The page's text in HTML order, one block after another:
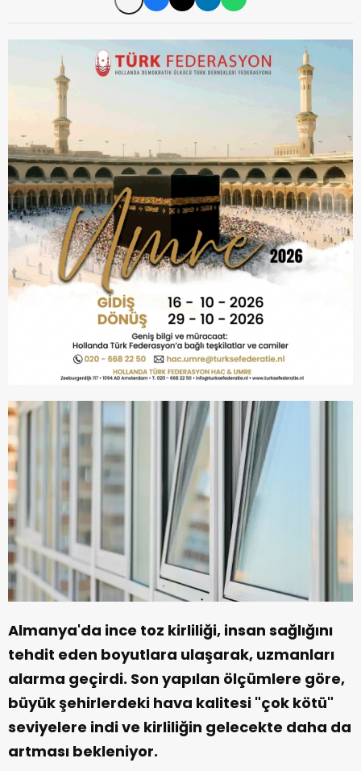
Almanya'da ince toz kirliliği, insan sağlığını
tehdit eden boyutlara ulaşarak, uzmanları
alarma geçirdi. Son yapılan ölçümlere göre,
büyük şehirlerdeki hava kalitesi "çok kötü"
seviyelere indi ve kirliliğin gelecekte daha da
artması bekleniyor.